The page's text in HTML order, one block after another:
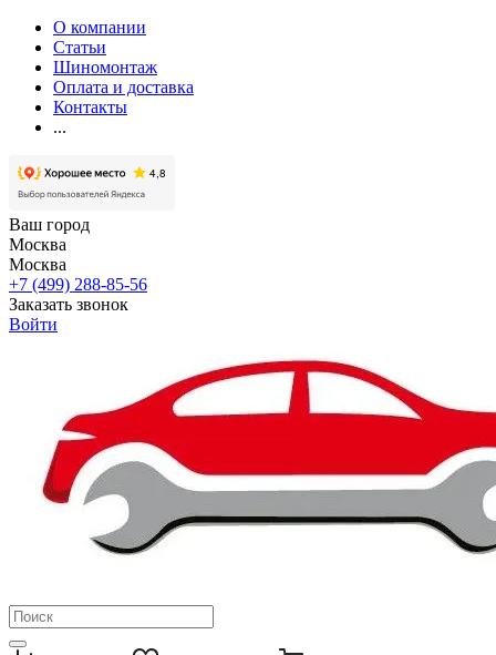
О компании
Статьи
Шиномонтаж
Оплата и доставка
Контакты
...
Ваш город
Москва
Москва
+7 (499) 288-85-56
Заказать звонок
Войти